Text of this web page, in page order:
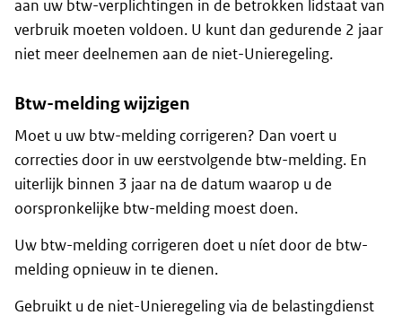
aan uw btw-verplichtingen in de betrokken lidstaat van
verbruik moeten voldoen. U kunt dan gedurende 2 jaar
niet meer deelnemen aan de niet-Unieregeling.
Btw-melding wijzigen
Moet u uw btw-melding corrigeren? Dan voert u
correcties door in uw eerstvolgende btw-melding. En
uiterlijk binnen 3 jaar na de datum waarop u de
oorspronkelijke btw-melding moest doen.
Uw btw-melding corrigeren doet u níet door de btw-
melding opnieuw in te dienen.
Gebruikt u de niet-Unieregeling via de belastingdienst